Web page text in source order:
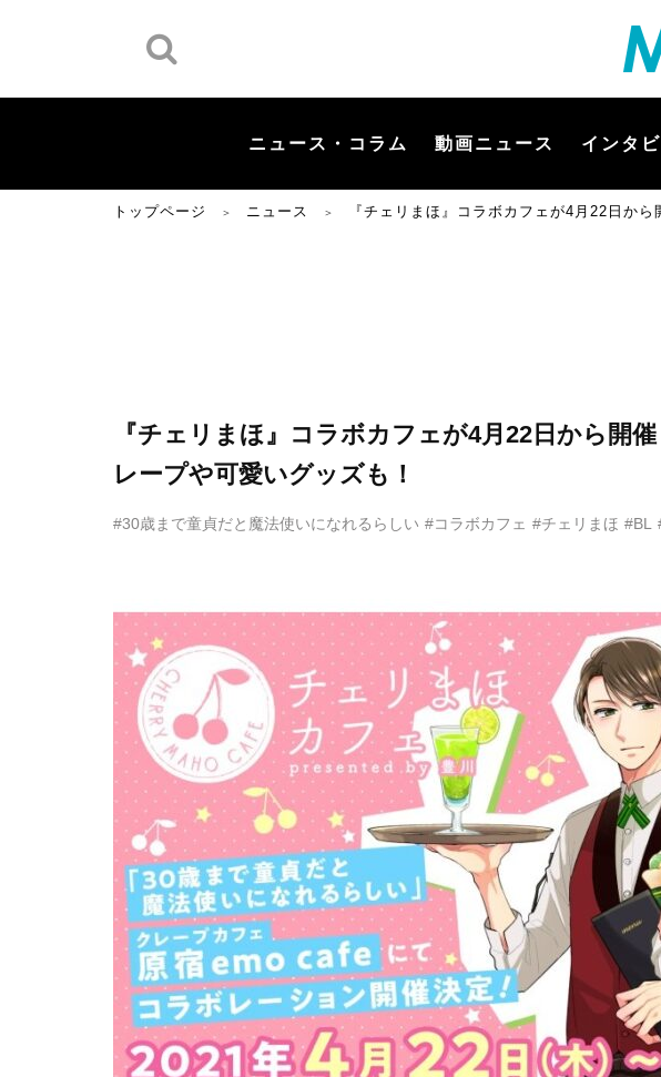
ニュース・コラム 動画ニュース インタ
トップページ ＞ ニュース ＞ 『チェリまほ』コラボカフェが4月22日か
『チェリまほ』コラボカフェが4月22日から開
レープや可愛いグッズも！
#30歳まで童貞だと魔法使いになれるらしい #コラボカフェ #チェリまほ #BL